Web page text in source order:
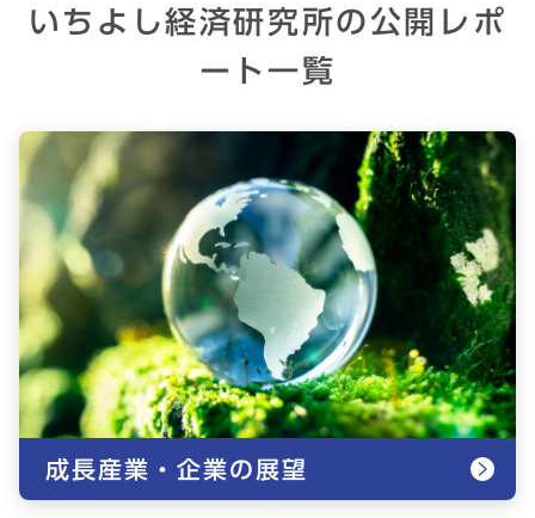
いちよし経済研究所の公開レポ
ート一覧
成長産業・企業の展望